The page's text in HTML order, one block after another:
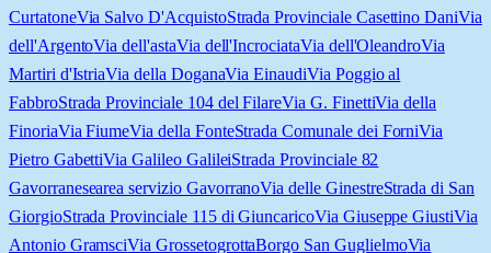
CurtatoneVia Salvo D'AcquistoStrada Provinciale Casettino DaniVia
dell'ArgentoVia dell'astaVia dell'IncrociataVia dell'OleandroVia
Martiri d'IstriaVia della DoganaVia EinaudiVia Poggio al
FabbroStrada Provinciale 104 del FilareVia G. FinettiVia della
FinoriaVia FiumeVia della FonteStrada Comunale dei ForniVia
Pietro GabettiVia Galileo GalileiStrada Provinciale 82
Gavorranesearea servizio GavorranoVia delle GinestreStrada di San
GiorgioStrada Provinciale 115 di GiuncaricoVia Giuseppe GiustiVia
Antonio GramsciVia GrossetogrottaBorgo San GuglielmoVia